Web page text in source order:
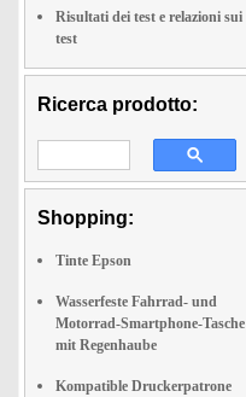
Risultati dei test e relazioni sui
test
Ricerca prodotto:
Shopping:
Tinte Epson
Wasserfeste Fahrrad- und
Motorrad-Smartphone-Tasche
mit Regenhaube
Kompatible Druckerpatrone